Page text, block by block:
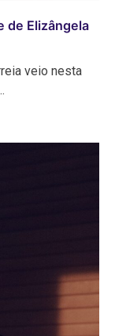
de Elizângela
veio nesta